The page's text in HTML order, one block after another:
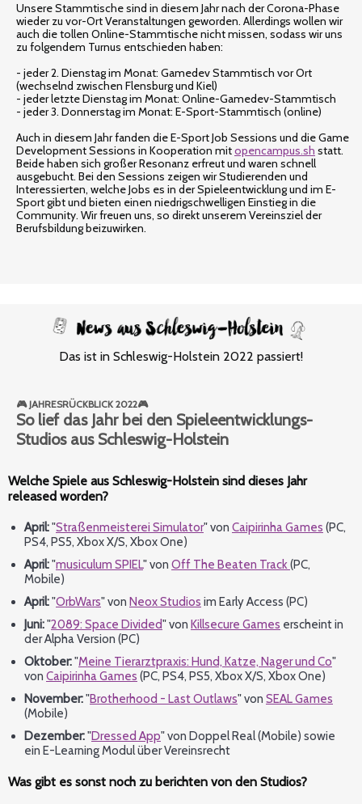
Unsere Stammtische sind in diesem Jahr nach der Corona-Phase
wieder zu vor-Ort Veranstaltungen geworden. Allerdings wollen wir
auch die tollen Online-Stammtische nicht missen, sodass wir uns
zu folgendem Turnus entschieden haben:
- jeder 2. Dienstag im Monat: Gamedev Stammtisch vor Ort
(wechselnd zwischen Flensburg und Kiel)
- jeder letzte Dienstag im Monat: Online-Gamedev-Stammtisch
- jeder 3. Donnerstag im Monat: E-Sport-Stammtisch (online)
Auch in diesem Jahr fanden die E-Sport Job Sessions und die Game
Development Sessions in Kooperation mitopencampus.sh statt.
Beide haben sich großer Resonanz erfreut und waren schnell
ausgebucht. Bei den Sessions zeigen wir Studierenden und
Interessierten, welche Jobs es in der Spieleentwicklung und im E-
Sport gibt und bieten einen niedrigschwelligen Einstieg in die
Community. Wir freuen uns, so direkt unserem Vereinsziel der
Berufsbildung beizuwirken.
Das ist in Schleswig-Holstein 2022 passiert!
🎮 JAHRESRÜCKBLICK 2022🎮
So lief das Jahr bei den Spieleentwicklungs-
Studios aus Schleswig-Holstein
Welche Spiele aus Schleswig-Holstein sind dieses Jahr
released worden?
April:"Straßenmeisterei Simulator" von Caipirinha Games (PC,
PS4, PS5, Xbox X/S, Xbox One)
April:"musiculum SPIEL" von Off The Beaten Track(PC,
Mobile)
April:"OrbWars" von Neox Studios im Early Access (PC)
Juni:"2089: Space Divided" von Killsecure Games erscheint in
der Alpha Version (PC)
Oktober:"Meine Tierarztpraxis: Hund, Katze, Nager und Co"
von Caipirinha Games (PC, PS4, PS5, Xbox X/S, Xbox One)
November:"Brotherhood - Last Outlaws" von SEAL Games
(Mobile)
Dezember:"Dressed App" von Doppel Real (Mobile) sowie
ein E-Learning Modul über Vereinsrecht
Was gibt es sonst noch zu berichten von den Studios?